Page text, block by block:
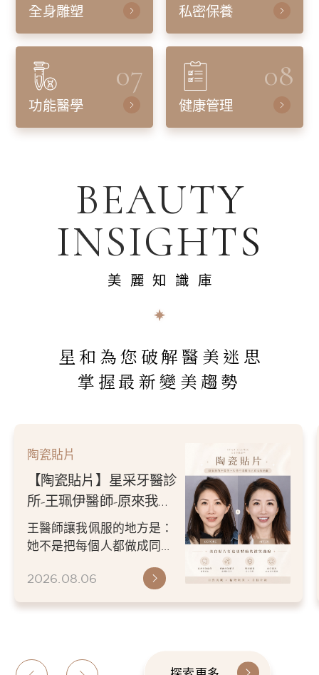
全身雕塑 私密保養
07
功能醫學
08
健康管理
BEAUTY
INSIGHTS
美麗知識庫
星和為您破解醫美迷思
掌握最新變美趨勢
陶瓷貼片
【陶瓷貼片】星采牙醫診
所-王珮伊醫師-原來我的
不愛笑，只是不喜歡自己
原本的牙齒
王醫師讓我佩服的地方是：
她不是把每個人都做成同一
更適合自己的樣子。 現...
2026.08.06